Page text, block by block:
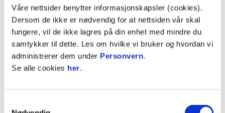
Våre nettsider benytter informasjonskapsler (cookies).
Dersom de ikke er nødvendig for at nettsiden vår skal
fungere, vil de ikke lagres på din enhet med mindre du
samtykker til dette. Les om hvilke vi bruker og hvordan vi
administrerer dem under Personvern.
Se alle cookies her.
U TRÆFF - MJØNDALEN (2-2)
03.05.14:00
#5
Reknesbanen
2 divisjon menn avdeling 1 - 2026
T SOTRA -